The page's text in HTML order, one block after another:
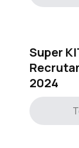
Super
2024